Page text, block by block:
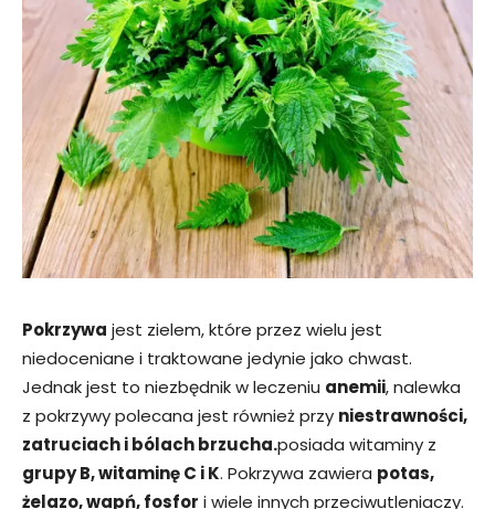
Pokrzywa jest zielem, które przez wielu jest
niedoceniane i traktowane jedynie jako chwast.
Jednak jest to niezbędnik w leczeniu anemii, nalewka
z pokrzywy polecana jest również przy niestrawności,
zatruciach i bólach brzucha.posiada witaminy z
grupy B, witaminę C i K. Pokrzywa zawiera potas,
żelazo, wapń, fosfor i wiele innych przeciwutleniaczy.